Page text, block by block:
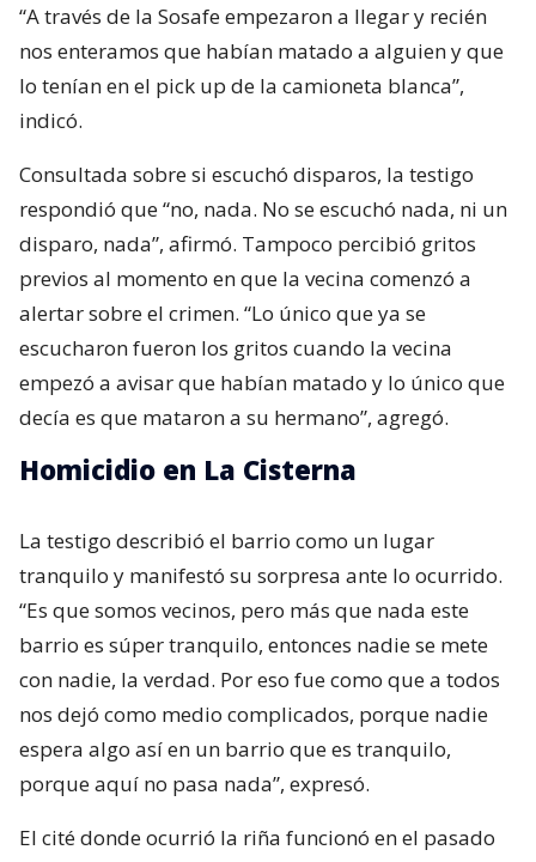
“A través de la Sosafe empezaron a llegar y recién
nos enteramos que habían matado a alguien y que
lo tenían en el pick up de la camioneta blanca”,
indicó.
Consultada sobre si escuchó disparos, la testigo
respondió que “no, nada. No se escuchó nada, ni un
disparo, nada”, afirmó. Tampoco percibió gritos
previos al momento en que la vecina comenzó a
alertar sobre el crimen. “Lo único que ya se
escucharon fueron los gritos cuando la vecina
empezó a avisar que habían matado y lo único que
decía es que mataron a su hermano”, agregó.
Homicidio en La Cisterna
La testigo describió el barrio como un lugar
tranquilo y manifestó su sorpresa ante lo ocurrido.
“Es que somos vecinos, pero más que nada este
barrio es súper tranquilo, entonces nadie se mete
con nadie, la verdad. Por eso fue como que a todos
nos dejó como medio complicados, porque nadie
espera algo así en un barrio que es tranquilo,
porque aquí no pasa nada”, expresó.
El cité donde ocurrió la riña funcionó en el pasado